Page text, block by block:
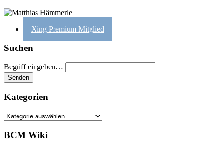
Xing Premium Mitglied
Suchen
Begriff eingeben…
Kategorien
Kategorien
BCM Wiki